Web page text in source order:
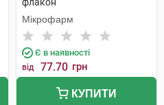
Мікрофарм
Є в наявності
від 77.70 грн
КУПИТИ